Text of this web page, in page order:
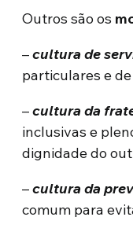
Outros são os
–cultura de
particulares e
–cultura da
inclusivas e
dignidade do
–cultura da
comum para